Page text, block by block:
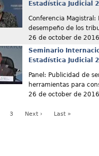
Estadística Judicial
Conferencia Magistral:
desempeño de los
26 de october de 2016
Seminario
Estadística Judicial
Panel: Publicidad de
herramientas para
26 de october de 2016
3 Next › Last »